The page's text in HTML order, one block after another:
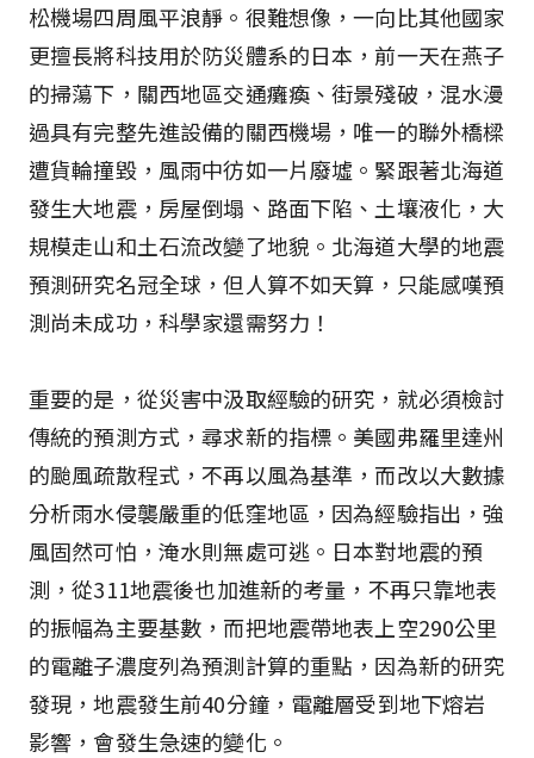
松機場四周風平浪靜。很難想像，一向比其他國家
更擅長將科技用於防災體系的日本，前一天在燕子
的掃蕩下，關西地區交通癱瘓、街景殘破，混水漫
過具有完整先進設備的關西機場，唯一的聯外橋樑
遭貨輪撞毀，風雨中彷如一片廢墟。緊跟著北海道
發生大地震，房屋倒塌、路面下陷、土壤液化，大
規模走山和土石流改變了地貌。北海道大學的地震
預測研究名冠全球，但人算不如天算，只能感嘆預
測尚未成功，科學家還需努力！
重要的是，從災害中汲取經驗的研究，就必須檢討
傳統的預測方式，尋求新的指標。美國弗羅里達州
的颱風疏散程式，不再以風為基準，而改以大數據
分析雨水侵襲嚴重的低窪地區，因為經驗指出，強
風固然可怕，淹水則無處可逃。日本對地震的預
測，從311地震後也加進新的考量，不再只靠地表
的振幅為主要基數，而把地震帶地表上空290公里
的電離子濃度列為預測計算的重點，因為新的研究
發現，地震發生前40分鐘，電離層受到地下熔岩
影響，會發生急速的變化。